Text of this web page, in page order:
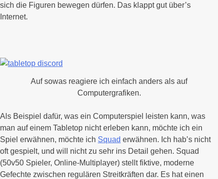
sich die Figuren bewegen dürfen. Das klappt gut über’s
Internet.
Auf sowas reagiere ich einfach anders als auf
Computergrafiken.
Als Beispiel dafür, was ein Computerspiel leisten kann, was
man auf einem Tabletop nicht erleben kann, möchte ich ein
Spiel erwähnen, möchte ich Squad erwähnen. Ich hab’s nicht
oft gespielt, und will nicht zu sehr ins Detail gehen. Squad
(50v50 Spieler, Online-Multiplayer) stellt fiktive, moderne
Gefechte zwischen regulären Streitkräften dar. Es hat einen